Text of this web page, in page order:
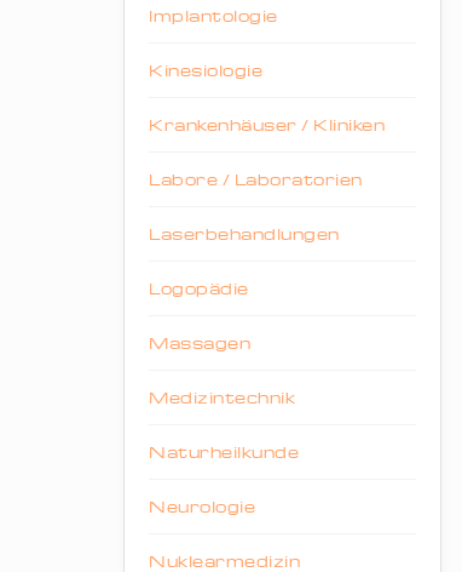
Implantologie
Kinesiologie
Krankenhäuser / Kliniken
Labore / Laboratorien
Laserbehandlungen
Logopädie
Massagen
Medizintechnik
Naturheilkunde
Neurologie
Nuklearmedizin